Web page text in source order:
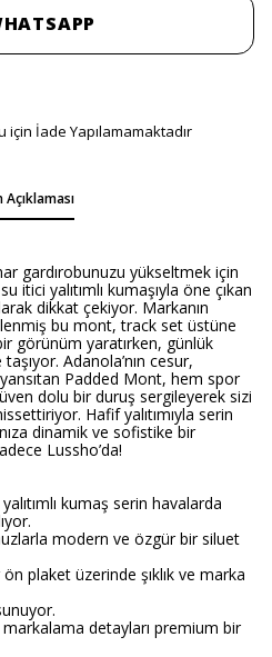
için İade Yapılamamaktadır
Açıklaması
gardırobunuzu yükseltmek için
itici yalıtımlı kumaşıyla öne çıkan
dikkat çekiyor. Markanın
bu mont, track set üstüne
görünüm yaratırken, günlük
taşıyor. Adanola’nın cesur,
Padded Mont, hem spor
dolu bir duruş sergileyerek sizi
Hafif yalıtımıyla serin
dinamik ve sofistike bir
Lussho’da!
kumaş serin havalarda
modern ve özgür bir siluet
plaket üzerinde şıklık ve marka
detayları premium bir